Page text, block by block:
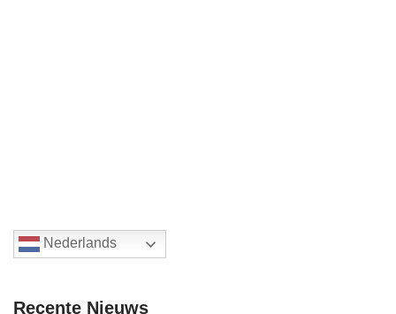
Nederlands
Recente Nieuws